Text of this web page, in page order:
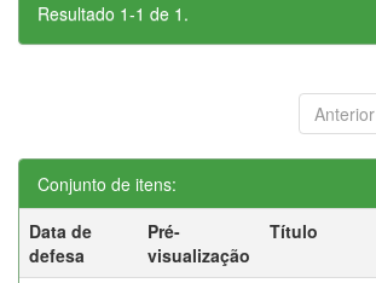
Resultado 1-1 de 1.
Anterior
Conjunto de itens:
Data de
defesa
Pré-
visualização
Título